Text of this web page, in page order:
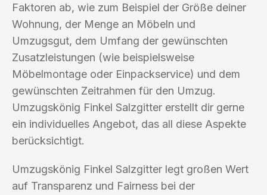
Faktoren ab, wie zum Beispiel der Größe deiner
Wohnung, der Menge an Möbeln und
Umzugsgut, dem Umfang der gewünschten
Zusatzleistungen (wie beispielsweise
Möbelmontage oder Einpackservice) und dem
gewünschten Zeitrahmen für den Umzug.
Umzugskönig Finkel Salzgitter erstellt dir gerne
ein individuelles Angebot, das all diese Aspekte
berücksichtigt.
Umzugskönig Finkel Salzgitter legt großen Wert
auf Transparenz und Fairness bei der